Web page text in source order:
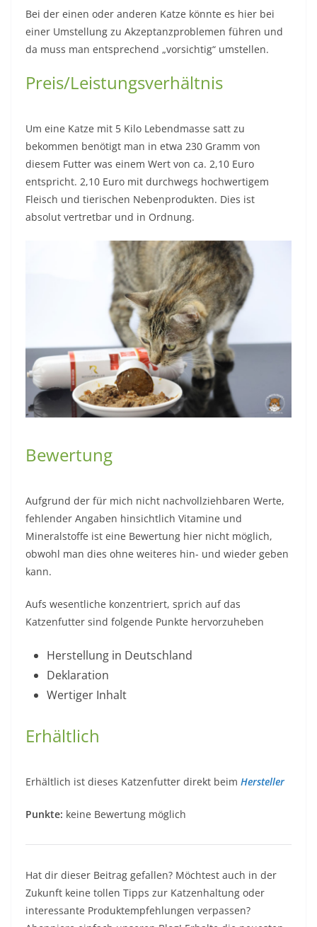
Bei der einen oder anderen Katze könnte es hier bei
einer Umstellung zu Akzeptanzproblemen führen und
da muss man entsprechend „vorsichtig“ umstellen.
Preis/Leistungsverhältnis
Um eine Katze mit 5 Kilo Lebendmasse satt zu
bekommen benötigt man in etwa 230 Gramm von
diesem Futter was einem Wert von ca. 2,10 Euro
entspricht. 2,10 Euro mit durchwegs hochwertigem
Fleisch und tierischen Nebenprodukten. Dies ist
absolut vertretbar und in Ordnung.
Bewertung
Aufgrund der für mich nicht nachvollziehbaren Werte,
fehlender Angaben hinsichtlich Vitamine und
Mineralstoffe ist eine Bewertung hier nicht möglich,
obwohl man dies ohne weiteres hin- und wieder geben
kann.
Aufs wesentliche konzentriert, sprich auf das
Katzenfutter sind folgende Punkte hervorzuheben
Herstellung in Deutschland
Deklaration
Wertiger Inhalt
Erhältlich
Erhältlich ist dieses Katzenfutter direkt beim Hersteller
Punkte: keine Bewertung möglich
Hat dir dieser Beitrag gefallen? Möchtest auch in der
Zukunft keine tollen Tipps zur Katzenhaltung oder
interessante Produktempfehlungen verpassen?